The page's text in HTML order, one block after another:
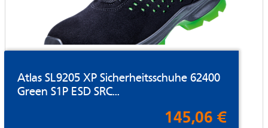
Atlas SL9205 XP Sicherheitsschuhe 62400
Green S1P ESD SRC...
145,06 €